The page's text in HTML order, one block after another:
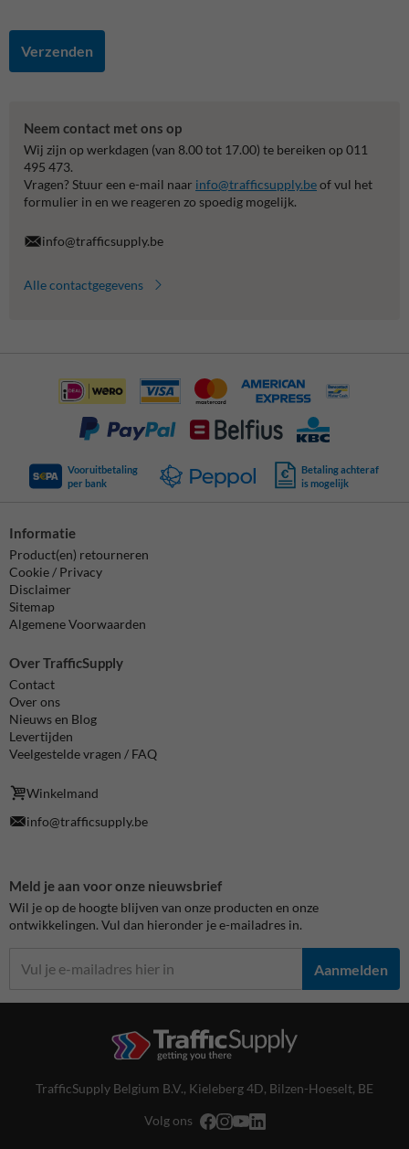
Verzenden
Neem contact met ons op
Wij zijn op werkdagen (van 8.00 tot 17.00) te bereiken op 011
495 473.
Vragen? Stuur een e-mail naar info@trafficsupply.beof vul het
formulier in en we reageren zo spoedig mogelijk.
info@trafficsupply.be
Alle contactgegevens
Vooruitbetaling
per bank
Betaling achteraf
is mogelijk
Informatie
Product(en) retourneren
Cookie / Privacy
Disclaimer
Sitemap
Algemene Voorwaarden
Over TrafficSupply
Contact
Over ons
Nieuws en Blog
Levertijden
Veelgestelde vragen / FAQ
Winkelmand
info@trafficsupply.be
Meld je aan voor onze nieuwsbrief
Wil je op de hoogte blijven van onze producten en onze
ontwikkelingen. Vul dan hieronder je e-mailadres in.
Aanmelden
TrafficSupply Belgium B.V., Kieleberg 4D, Bilzen-Hoeselt, BE
Volg ons